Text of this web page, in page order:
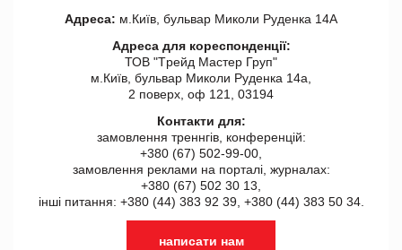
Адреса: м.Київ, бульвар Миколи Руденка 14А
Адреса для кореспонденції:
ТОВ "Tрейд Мастер Груп"
м.Київ, бульвар Миколи Руденка 14а,
2 поверх, оф 121, 03194
Контакти для:
замовлення треннгів, конференцій:
+380 (67) 502-99-00,
замовлення реклами на порталі, журналах:
+380 (67) 502 30 13,
інші питання: +380 (44) 383 92 39, +380 (44) 383 50 34.
написати нам